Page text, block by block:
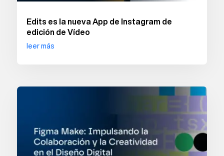
Edits es la nueva App de Instagram de
edición de Vídeo
leer más